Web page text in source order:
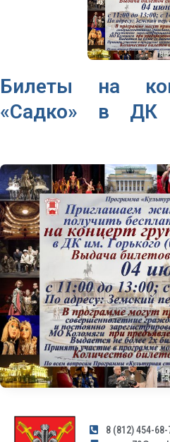
Билеты на
«Садко» в ДК
8 (812) 454-68-